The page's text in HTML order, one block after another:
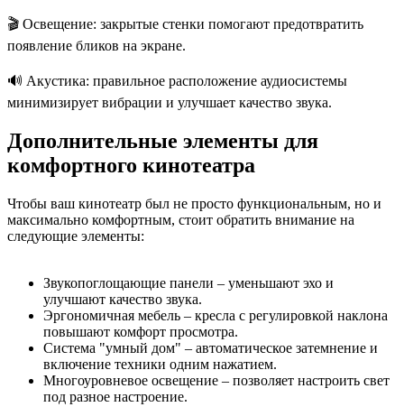
🎬 Освещение: закрытые стенки помогают предотвратить
появление бликов на экране.
🔊 Акустика: правильное расположение аудиосистемы
минимизирует вибрации и улучшает качество звука.
Дополнительные элементы для
комфортного кинотеатра
Чтобы ваш кинотеатр был не просто функциональным, но и
максимально комфортным, стоит обратить внимание на
следующие элементы:
Звукопоглощающие панели – уменьшают эхо и
улучшают качество звука.
Эргономичная мебель – кресла с регулировкой наклона
повышают комфорт просмотра.
Система "умный дом" – автоматическое затемнение и
включение техники одним нажатием.
Многоуровневое освещение – позволяет настроить свет
под разное настроение.